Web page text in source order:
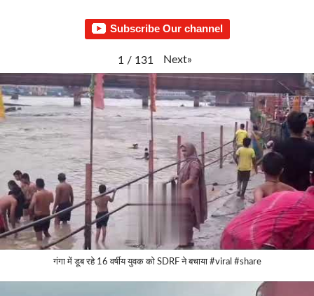
Subscribe Our channel
1 / 131 Next»
गंगा में डूब रहे 16 वर्षीय युवक को SDRF ने बचाया #viral #share